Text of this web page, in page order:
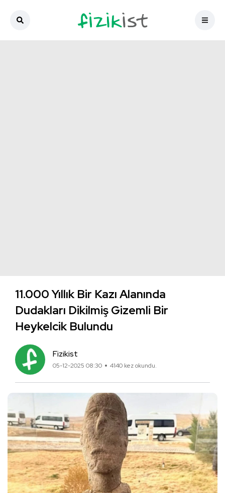
11.000 Yıllık Bir Kazı Alanında
Dudakları Dikilmiş Gizemli Bir
Heykelcik Bulundu
Fizikist
05-12-2025 08:30 4140 kez okundu.